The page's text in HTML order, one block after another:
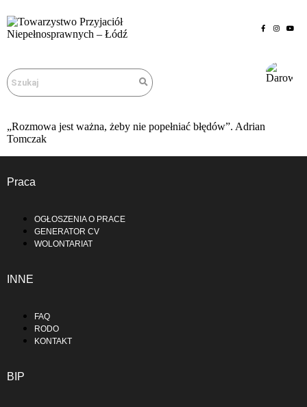
„Rozmowa jest ważna, żeby nie popełniać błędów”. Adrian
Tomczak
Praca
OGŁOSZENIA O PRACE
GENERATOR CV
WOLONTARIAT
INNE
FAQ
RODO
KONTAKT
BIP